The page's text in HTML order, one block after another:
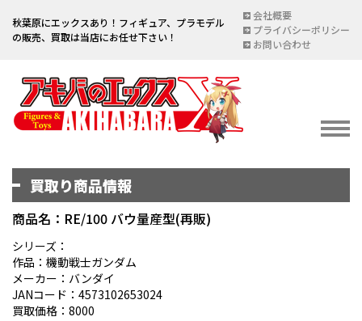
秋葉原にエックスあり！フィギュア、プラモデル
の販売、買取は当店にお任せ下さい！
会社概要
プライバシーポリシー
お問い合わせ
イベント情報
宅配買取のご案内
DELIVERY PURCHASE
買取お申し込み
ASSESSMENT
買取り商品情報
商品名：RE/100 バウ量産型(再販)
シリーズ：
作品：機動戦士ガンダム
メーカー：バンダイ
JANコード：4573102653024
買取価格：8000